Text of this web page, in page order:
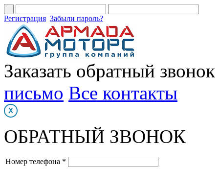
Регистрация Забыли пароль?
Заказать обратный звонок
письмо Все контакты
ОБРАТНЫЙ ЗВОНОК
Номер телефона *